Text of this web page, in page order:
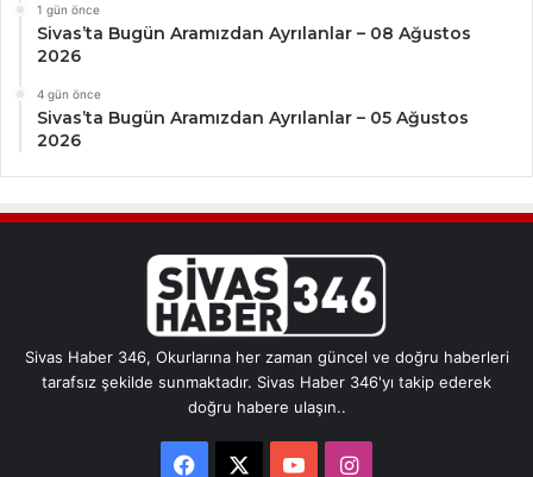
1 gün önce
Sivas’ta Bugün Aramızdan Ayrılanlar – 08 Ağustos
2026
4 gün önce
Sivas’ta Bugün Aramızdan Ayrılanlar – 05 Ağustos
2026
Sivas Haber 346, Okurlarına her zaman güncel ve doğru haberleri
tarafsız şekilde sunmaktadır. Sivas Haber 346'yı takip ederek
doğru habere ulaşın..
Facebook YouTubeInstagram